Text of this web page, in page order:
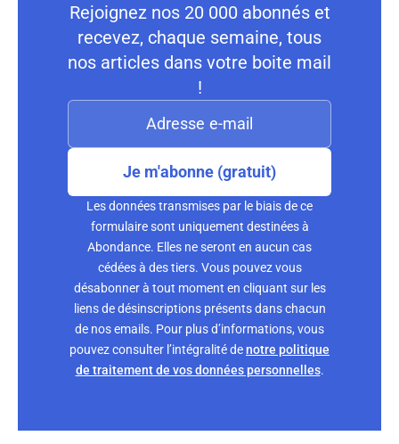
Rejoignez nos 20 000 abonnés et
recevez, chaque semaine, tous
nos articles dans votre boite mail
!
Je m'abonne (gratuit)
Les données transmises par le biais de ce
formulaire sont uniquement destinées à
Abondance. Elles ne seront en aucun cas
cédées à des tiers. Vous pouvez vous
désabonner à tout moment en cliquant sur les
liens de désinscriptions présents dans chacun
de nos emails. Pour plus d’informations, vous
pouvez consulter l’intégralité denotre politique
de traitement de vos données personnelles.